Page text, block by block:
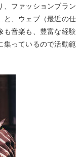
、ファッションブラン
と、ウェブ（最近の仕
も音楽も、豊富な経験
集っているので活動範